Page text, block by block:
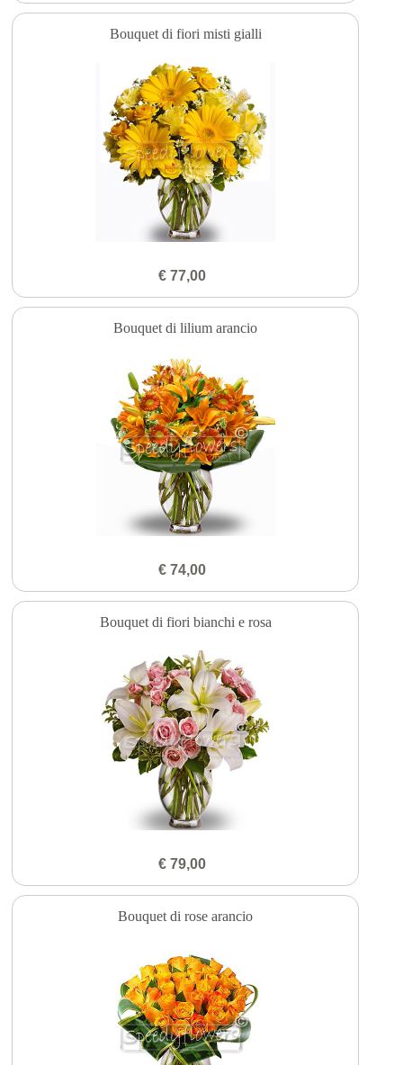
Bouquet di fiori misti gialli
€ 77,00
Bouquet di lilium arancio
€ 74,00
Bouquet di fiori bianchi e rosa
€ 79,00
Bouquet di rose arancio